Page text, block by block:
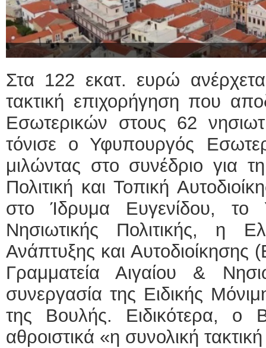
Στα 122 εκατ. ευρώ
τακτική επιχορήγηση που
Εσωτερικών στους 62
τόνισε ο Υφυπουργός
μιλώντας στο συνέδριο για
Πολιτική και Τοπική
στο Ίδρυμα Ευγενίδου, το
Νησιωτικής Πολιτικής, η
Ανάπτυξης και
Γραμματεία Αιγαίου &
συνεργασία της Ειδικής
της Βουλής. Ειδικότερα, ο
αθροιστικά «η συνολική